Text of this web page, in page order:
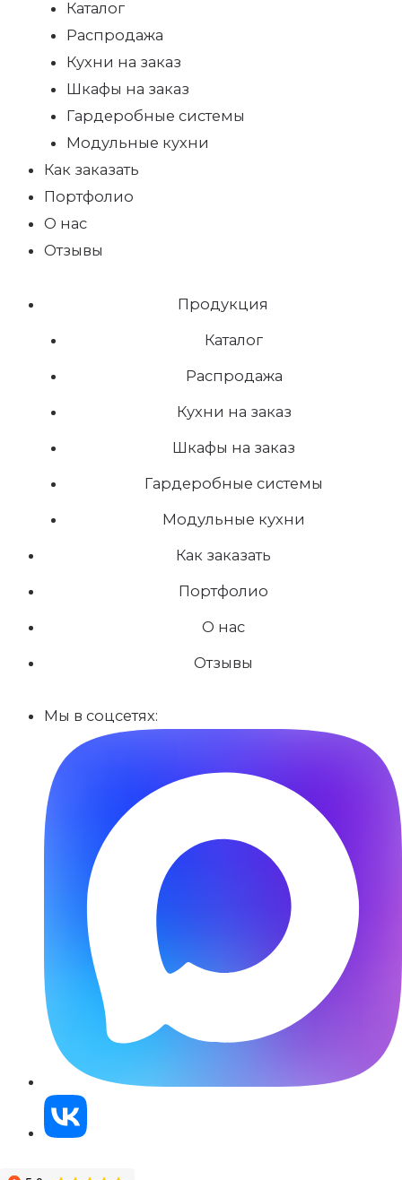
Каталог
Распродажа
Кухни на заказ
Шкафы на заказ
Гардеробные системы
Модульные кухни
Как заказать
Портфолио
О нас
Отзывы
Продукция
Каталог
Распродажа
Кухни на заказ
Шкафы на заказ
Гардеробные системы
Модульные кухни
Как заказать
Портфолио
О нас
Отзывы
Мы в соцсетях: